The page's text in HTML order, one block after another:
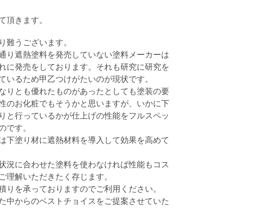
頂きます。
難うございます。
り遮熱塗料を発売していない塗料メーカーは
に発売をしております。それも研究に研究を
いるため甲乙つけがたいのが現状です。
りとも優れたものがあったとしても塗装の要
のお化粧でもそうかと思いますが、いかに下
と行っているかが仕上げの性能をフルスペッ
です。
下塗り材に遮熱材料を導入して効果を高めて
況に合わせた塗料を使わなければ性能もコス
理解いただきたく存じます。
りを承っておりますのでご利用ください。
中からのベストチョイスをご提案させていた